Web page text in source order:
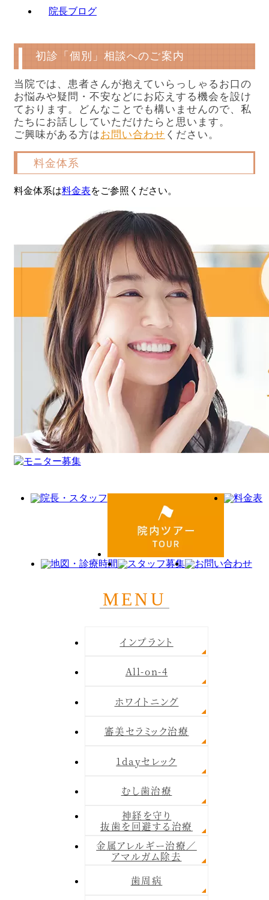
院長ブログ
初診「個別」相談へのご案内
当院では、患者さんが抱えていらっしゃるお口の
お悩みや疑問・不安などにお応えする機会を設け
ております。どんなことでも構いませんので、私
たちにお話ししていただけたらと思います。
ご興味がある方はお問い合わせ ください。
料金体系
料金体系は料金表をご参照ください。
MENU
インプラント
All-on-4
ホワイトニング
審美セラミック治療
1dayセレック
むし歯治療
神経を守り
抜歯を回避する治療
金属アレルギー治療／
アマルガム除去
歯周病